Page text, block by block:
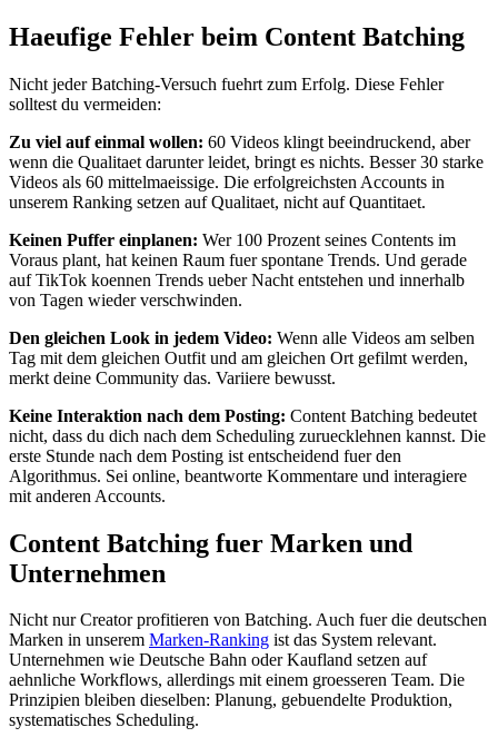
Haeufige Fehler beim Content Batching
Nicht jeder Batching-Versuch fuehrt zum Erfolg. Diese Fehler
solltest du vermeiden:
Zu viel auf einmal wollen: 60 Videos klingt beeindruckend, aber
wenn die Qualitaet darunter leidet, bringt es nichts. Besser 30 starke
Videos als 60 mittelmaeissige. Die erfolgreichsten Accounts in
unserem Ranking setzen auf Qualitaet, nicht auf Quantitaet.
Keinen Puffer einplanen: Wer 100 Prozent seines Contents im
Voraus plant, hat keinen Raum fuer spontane Trends. Und gerade
auf TikTok koennen Trends ueber Nacht entstehen und innerhalb
von Tagen wieder verschwinden.
Den gleichen Look in jedem Video: Wenn alle Videos am selben
Tag mit dem gleichen Outfit und am gleichen Ort gefilmt werden,
merkt deine Community das. Variiere bewusst.
Keine Interaktion nach dem Posting: Content Batching bedeutet
nicht, dass du dich nach dem Scheduling zuruecklehnen kannst. Die
erste Stunde nach dem Posting ist entscheidend fuer den
Algorithmus. Sei online, beantworte Kommentare und interagiere
mit anderen Accounts.
Content Batching fuer Marken und
Unternehmen
Nicht nur Creator profitieren von Batching. Auch fuer die deutschen
Marken in unserem Marken-Ranking ist das System relevant.
Unternehmen wie Deutsche Bahn oder Kaufland setzen auf
aehnliche Workflows, allerdings mit einem groesseren Team. Die
Prinzipien bleiben dieselben: Planung, gebuendelte Produktion,
systematisches Scheduling.